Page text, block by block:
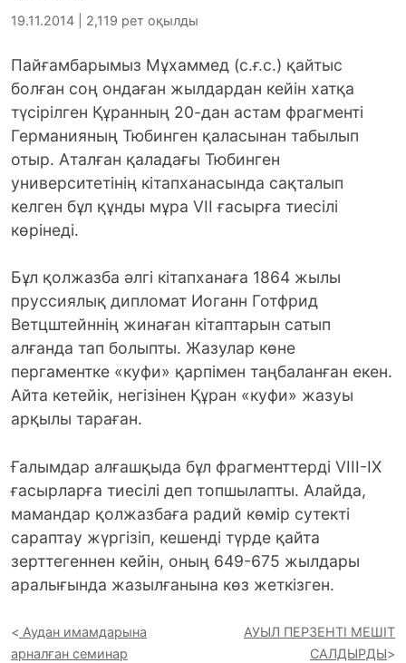
19.11.2014 | 2,119 рет оқылды
Пайғамбарымыз Мұхаммед (с.ғ.с.) қайтыс
болған соң ондаған жылдардан кейін хатқа
түсірілген Құранның 20-дан астам фрагменті
Германияның Тюбинген қаласынан табылып
отыр. Аталған қаладағы Тюбинген
университетінің кітапханасында сақталып
келген бұл құнды мұра VII ғасырға тиесілі
көрінеді.
Бұл қолжазба әлгі кітапханаға 1864 жылы
пруссиялық дипломат Иоганн Готфрид
Ветцштейннің жинаған кітаптарын сатып
алғанда тап болыпты. Жазулар көне
пергаментке «куфи» қарпімен таңбаланған екен.
Айта кетейік, негізінен Құран «куфи» жазуы
арқылы тараған.
Ғалымдар алғашқыда бұл фрагменттерді VIII-IX
ғасырларға тиесілі деп топшылапты. Алайда,
мамандар қолжазбаға радий көмір сутекті
сараптау жүргізіп, кешенді түрде қайта
зерттегеннен кейін, оның 649-675 жылдары
аралығында жазылғанына көз жеткізген.
Аудан имамдарына
арналған семинар
АУЫЛ ПЕРЗЕНТІ МЕШІТ
САЛДЫРДЫ